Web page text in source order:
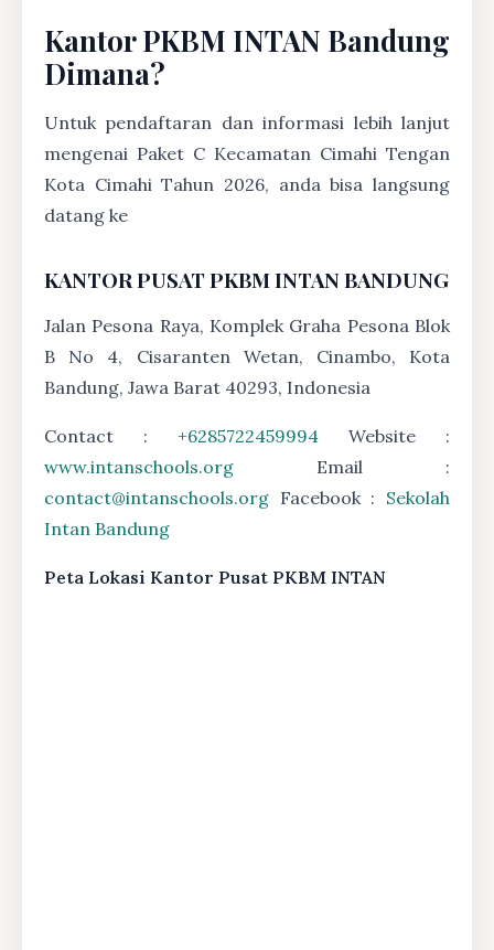
Kantor PKBM INTAN Bandung
Dimana?
Untuk pendaftaran dan informasi lebih lanjut
mengenai Paket C Kecamatan Cimahi Tengan
Kota Cimahi Tahun 2026, anda bisa langsung
datang ke
KANTOR PUSAT PKBM INTAN BANDUNG
Jalan Pesona Raya, Komplek Graha Pesona Blok
B No 4, Cisaranten Wetan, Cinambo, Kota
Bandung, Jawa Barat 40293, Indonesia
Contact : +6285722459994 Website :
www.intanschools.org Email :
contact@intanschools.org Facebook : Sekolah
Intan Bandung
Peta Lokasi Kantor Pusat PKBM INTAN